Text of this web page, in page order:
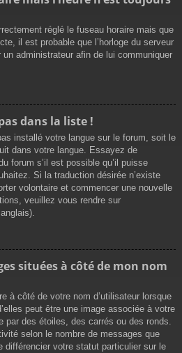
réglé le fuseau horaire mais que
il est probable que l’horloge du serveur
administrateur afin de lui communiquer
dans la liste !
installé votre langue sur le forum, soit le
dans votre langue. Essayez de
forum s’il est possible qu’il puisse
Si la traduction désirée n’existe
volontaire et commencer une nouvelle
veuillez vous rendre sur
situées à côté de mon nom
à côté de votre nom d’utilisateur lorsque
peut être une image associée à votre
par des étoiles, des carrés ou des ronds.
selon le nombre de messages que
différencier votre statut particulier sur le